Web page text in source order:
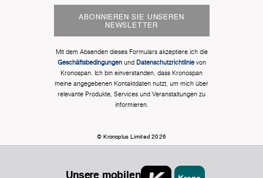
ABONNIEREN SIE UNSEREN
NEWSLETTER
Mit dem Absenden dieses Formulars akzeptiere ich die
Geschäftsbedingungenund Datenschutzrichtlinievon
Kronospan. Ich bin einverstanden, dass Kronospan
meine angegebenen Kontaktdaten nutzt, um mich über
relevante Produkte, Services und Veranstaltungen zu
informieren.
© Kronoplus Limited 2026
Unsere mobilen